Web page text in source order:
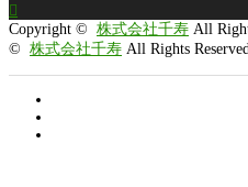

Copyright © 株式会社千寿 All
© 株式会社千寿 All Rights Reserved.